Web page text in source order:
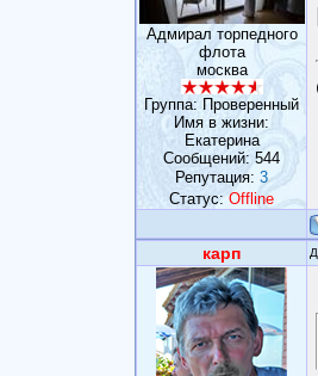
Адмирал торпедного
флота
москва
Группа: Проверенный
Имя в жизни:
Eкатерина
Сообщений: 544
Репутация: 3
Статус:Offline
карп